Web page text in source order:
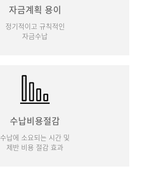
자금계획 용이
정기적이고 규칙적인
자금수납
수납비용절감
수납에 소요되는 시간 및
제반 비용 절감 효과